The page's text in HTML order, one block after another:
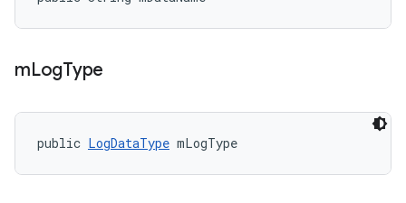
mLogType
public LogDataType mLogType